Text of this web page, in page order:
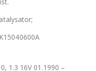
1.3 16V 01.1990 –